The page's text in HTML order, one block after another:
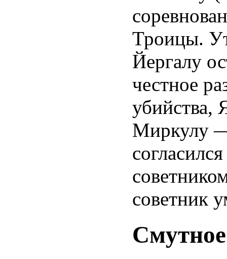
Троицы.
Йергалу
честное
убийства,
Миркулу
советник